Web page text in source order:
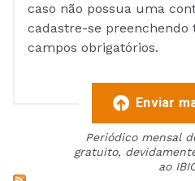
caso não possua uma
cadastre-se preenchendo
campos obrigatórios.
Enviar
Periódico mensal
gratuito,
ao